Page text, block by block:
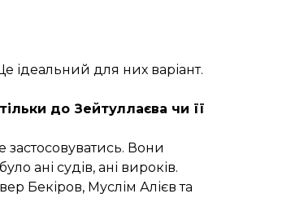
ідеальний для них варіант.
до Зейтуллаєва чи її
застосовуватись. Вони
ані судів, ані вироків.
Бекіров, Муслім Алієв та